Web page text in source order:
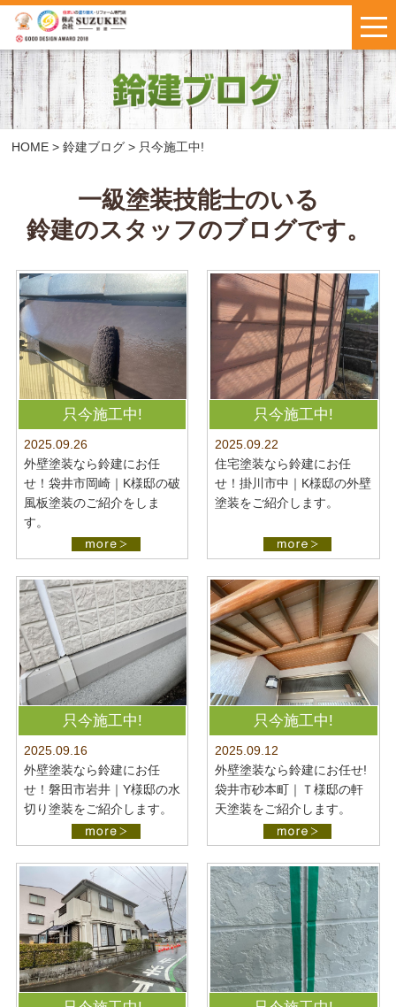
鈴建ブログ
新着情報
W保証について
会社概要
はじめての方へ
施工事例
お客様の声
お問い合わせ ・お見積もり
LINEで気軽に
お問い合わせ
インスタで
最新施工事例
公開中
プライバシーポリシー
HOME > 鈴建ブログ > 只今施工中!
一級塗装技能士のいる
鈴建のスタッフのブログです。
只今施工中!
2025.09.26
外壁塗装なら鈴建にお任
せ！袋井市岡崎｜K様邸の破
風板塗装のご紹介をしま
す。
只今施工中!
2025.09.22
住宅塗装なら鈴建にお任
せ！掛川市中｜K様邸の外壁
塗装をご紹介します。
只今施工中!
2025.09.16
外壁塗装なら鈴建にお任
せ！磐田市岩井｜Y様邸の水
切り塗装をご紹介します。
只今施工中!
2025.09.12
外壁塗装なら鈴建にお任せ!
袋井市砂本町｜Ｔ様邸の軒
天塗装をご紹介します。